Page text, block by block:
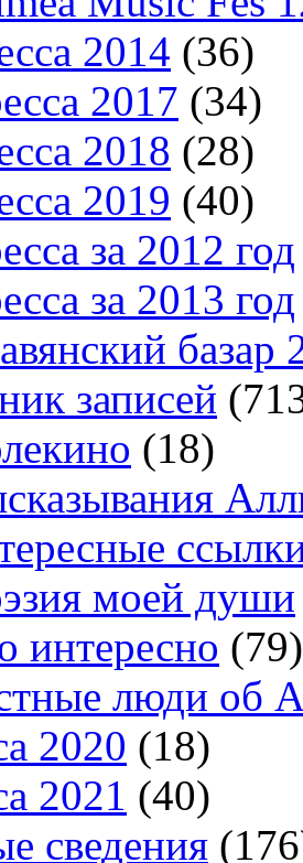
2014 (36)
2017 (34)
2018 (28)
2019 (40)
за 2012 год
за 2013 год
базар
записей
(18)
моей души
интересно (79)
люди об
2020 (18)
2021 (40)
сведения